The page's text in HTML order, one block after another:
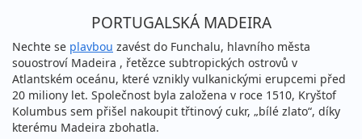
PORTUGALSKÁ MADEIRA
Nechte se plavbou zavést do Funchalu, hlavního města
souostroví Madeira , řetězce subtropických ostrovů v
Atlantském oceánu, které vznikly vulkanickými erupcemi před
20 miliony let. Společnost byla založena v roce 1510, Kryštof
Kolumbus sem přišel nakoupit třtinový cukr, „bílé zlato“, díky
kterému Madeira zbohatla.